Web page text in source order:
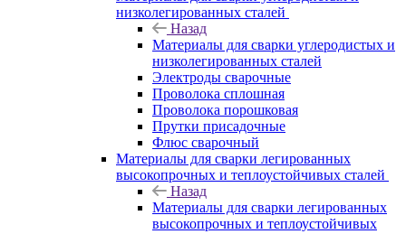
низколегированных сталей
Назад
Материалы для сварки углеродистых и
низколегированных сталей
Электроды сварочные
Проволока сплошная
Проволока порошковая
Прутки присадочные
Флюс сварочный
Материалы для сварки легированных
высокопрочных и теплоустойчивых сталей
Назад
Материалы для сварки легированных
высокопрочных и теплоустойчивых